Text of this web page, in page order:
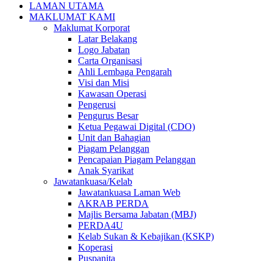
LAMAN UTAMA
MAKLUMAT KAMI
Maklumat Korporat
Latar Belakang
Logo Jabatan
Carta Organisasi
Ahli Lembaga Pengarah
Visi dan Misi
Kawasan Operasi
Pengerusi
Pengurus Besar
Ketua Pegawai Digital (CDO)
Unit dan Bahagian
Piagam Pelanggan
Pencapaian Piagam Pelanggan
Anak Syarikat
Jawatankuasa/Kelab
Jawatankuasa Laman Web
AKRAB PERDA
Majlis Bersama Jabatan (MBJ)
PERDA4U
Kelab Sukan & Kebajikan (KSKP)
Koperasi
Puspanita